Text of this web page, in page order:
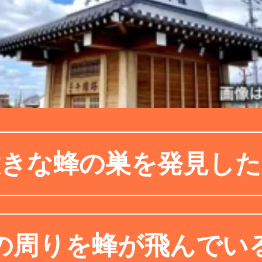
な蜂の巣を発見し
周りを蜂が飛んでい